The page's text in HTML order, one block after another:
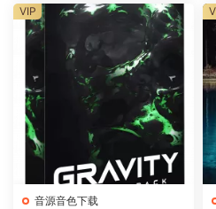
音源音色下载
VIP